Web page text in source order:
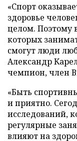
«Спорт
здоровье
целом. Поэтому
которых
смогут люди
Александр
чемпион, член
«Быть
и приятно.
исследований,
регулярные
влияют на